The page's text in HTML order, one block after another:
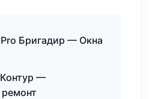
Бригадир — Окна
—